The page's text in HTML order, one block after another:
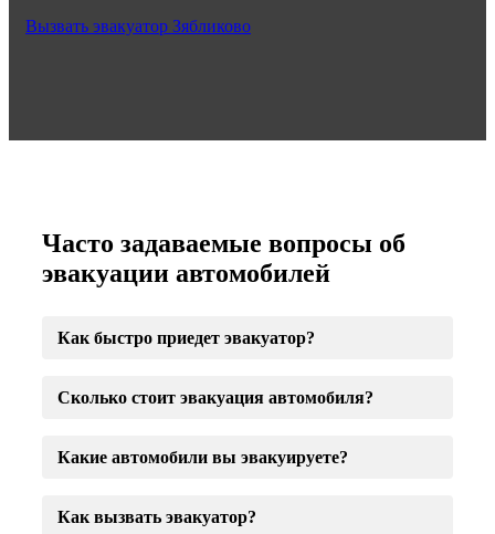
Вызвать эвакуатор Зябликово
Часто задаваемые вопросы об
эвакуации автомобилей
Как быстро приедет эвакуатор?
Сколько стоит эвакуация автомобиля?
Какие автомобили вы эвакуируете?
Как вызвать эвакуатор?